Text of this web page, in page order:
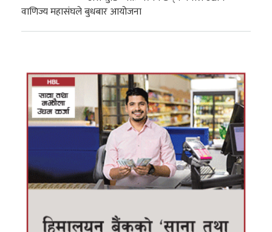
वाणिज्य महासंघले बुधबार आयोजना